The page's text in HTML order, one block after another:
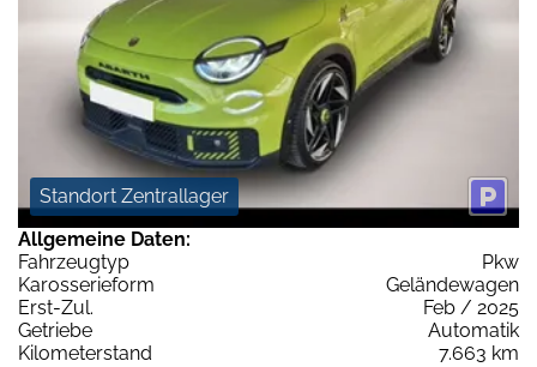
Standort Zentrallager
Allgemeine Daten:
Fahrzeugtyp
Pkw
Karosserieform
Geländewagen
Erst-Zul.
Feb / 2025
Getriebe
Automatik
Kilometerstand
7.663 km